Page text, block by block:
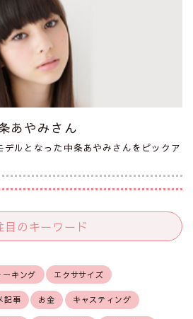
あやみさん
ルとなった中条あやみさんをピックア
目のキーワード
ーキング エクササイズ
記事 お金 キャスティング